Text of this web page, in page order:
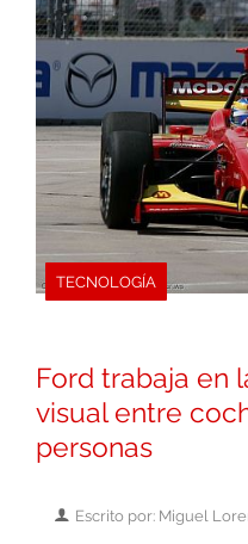
TECNOLOGÍA
Ford trabaja en
visual entre
personas
Escrito por: Miguel